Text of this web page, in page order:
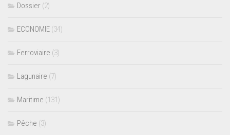
Dossier (2)
ECONOMIE (34)
Ferroviaire (3)
Lagunaire (7)
Maritime (131)
Pêche (3)